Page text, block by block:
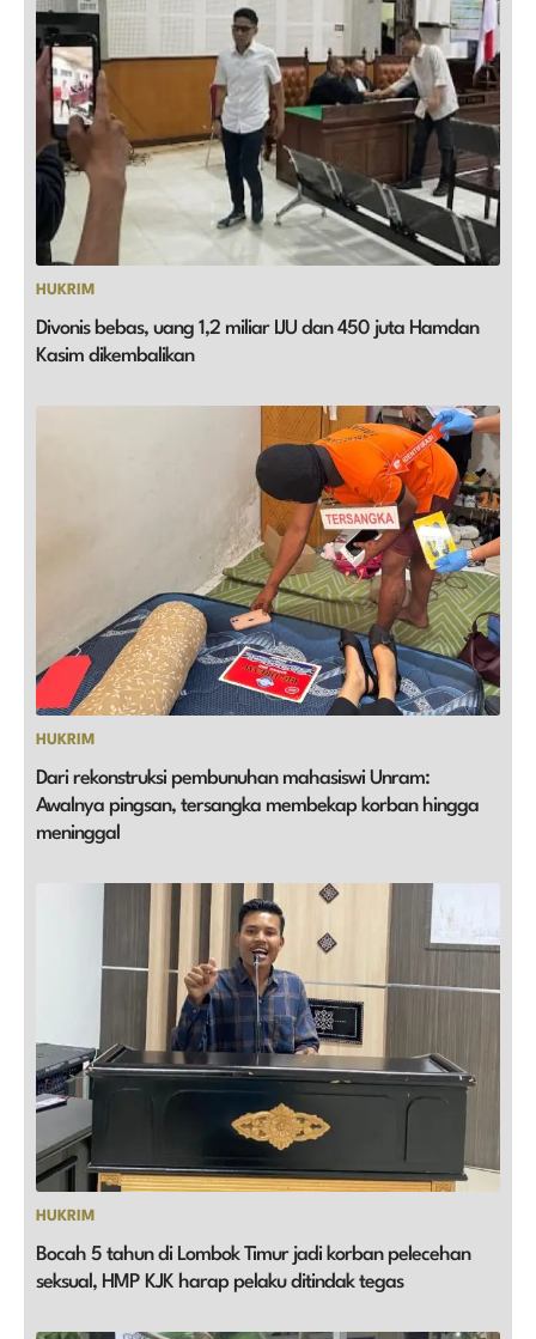
HUKRIM
Divonis bebas, uang 1,2 miliar IJU dan 450 juta Hamdan
Kasim dikembalikan
HUKRIM
Dari rekonstruksi pembunuhan mahasiswi Unram:
Awalnya pingsan, tersangka membekap korban hingga
meninggal
HUKRIM
Bocah 5 tahun di Lombok Timur jadi korban pelecehan
seksual, HMP KJK harap pelaku ditindak tegas